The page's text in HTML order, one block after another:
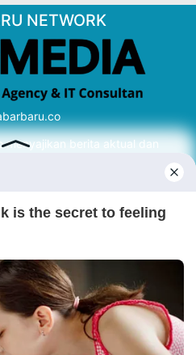
NETWORK
menyajikan berita aktual dan
dari sumber yang tepat.
Kabarbaru